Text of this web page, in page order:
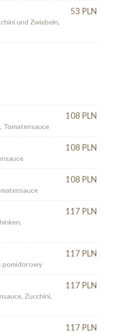
53 PLN
und Zwiebeln,
108 PLN
Tomatensauce
108 PLN
108 PLN
117 PLN
117 PLN
pomidorowy
117 PLN
Zucchini,
117 PLN